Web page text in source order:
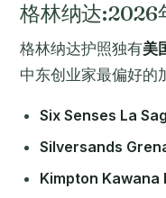
格林纳达:2026
格林纳达护照独有美
中东创业家最偏好的
Six Senses La
Silversands
Kimpton Kawana